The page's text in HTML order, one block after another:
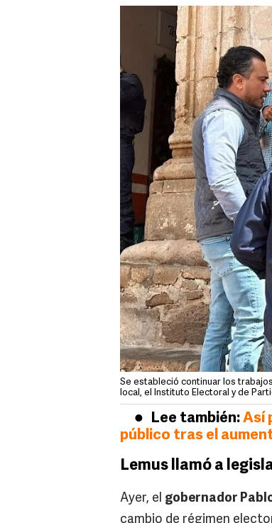
Se estableció continuar los
local, el Instituto Electoral y de
Lee también:Así
público tras el
Lemus llamó a
Ayer, el gobernador
cambio de régimen